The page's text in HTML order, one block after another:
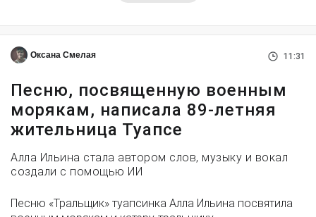
Оксана Смелая 11:31
Песню, посвященную военным
морякам, написала 89-летняя
жительница Туапсе
Алла Ильина стала автором слов, музыку и вокал
создали с помощью ИИ
Песню «Тральщик» туапсинка Алла Ильина посвятила